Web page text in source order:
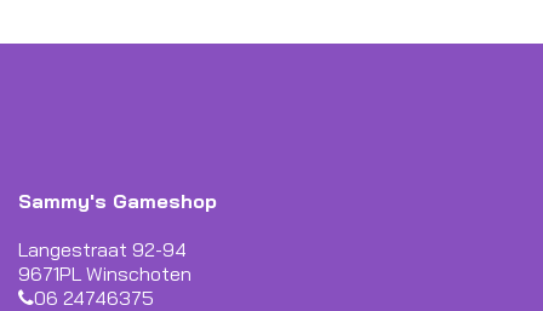
Sammy's Gameshop
Langestraat 92-94
9671PL Winschoten
06 24746375